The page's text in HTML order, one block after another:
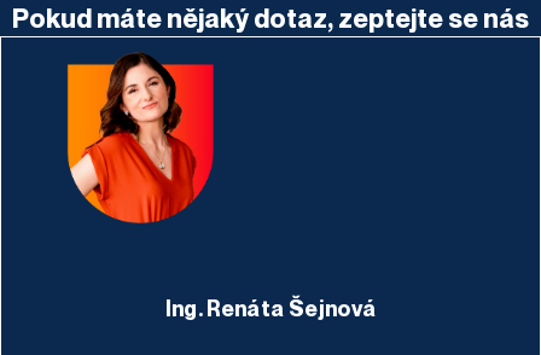
Pokud máte nějaký dotaz, zeptejte se nás
Ing. Renáta Šejnová